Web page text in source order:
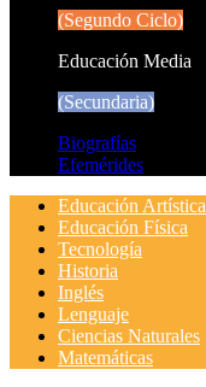
(Segundo Ciclo)
Educación Media
(Secundaria)
Biografías
Efemérides
Educación Artística
Educación Física
Tecnología
Historia
Inglés
Lenguaje
Ciencias Naturales
Matemáticas